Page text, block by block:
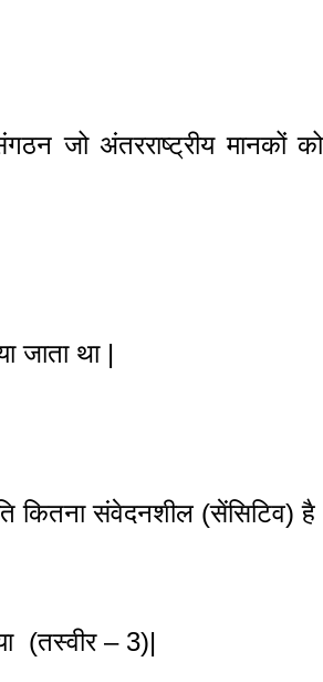
जो अंतरराष्ट्रीय मानकों को
जाता था |
कितना संवेदनशील (सेंसिटिव) है
(तस्वीर – 3)|